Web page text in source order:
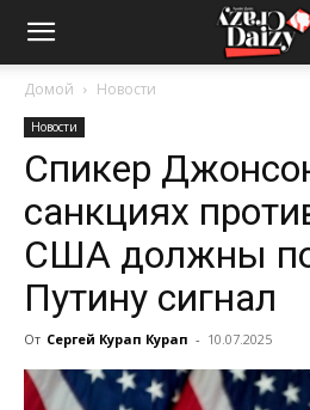
Crazy-
Daizy
сумашедшие
Домой Новости
Новости
Спикер
санкциях
США должны
Путину сигнал
От Сергей Курап Курап - 10.07.2025